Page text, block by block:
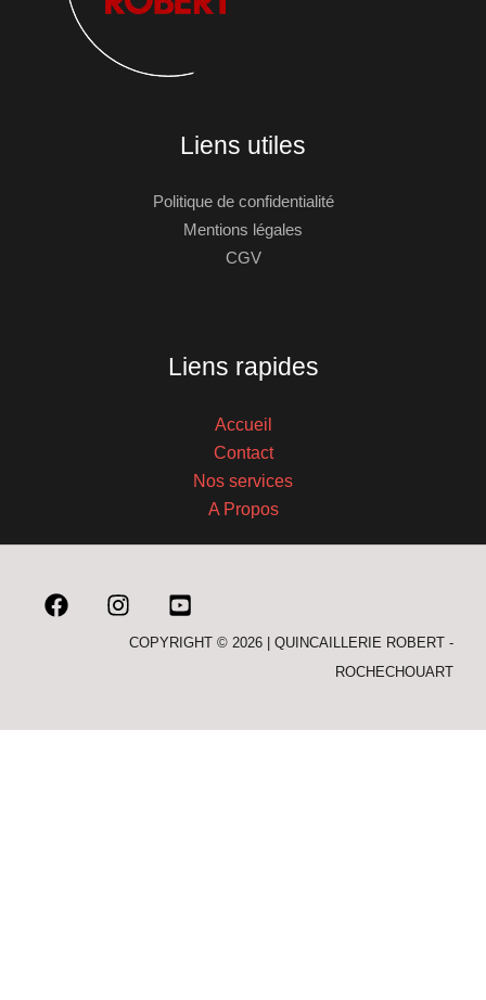
Liens utiles
Politique de confidentialité
Mentions légales
CGV
Liens rapides
Accueil
Contact
Nos services
A Propos
COPYRIGHT © 2026 | QUINCAILLERIE ROBERT -
ROCHECHOUART